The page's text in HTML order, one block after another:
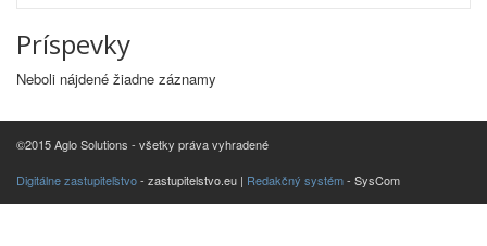
Príspevky
Neboli nájdené žiadne záznamy
©2015 Aglo Solutions - všetky práva vyhradené
Digitálne zastupiteľstvo- zastupitelstvo.eu | Redakčný systém- SysCom